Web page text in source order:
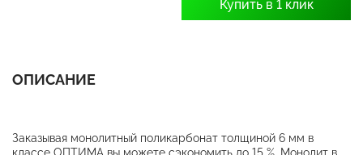
Купить в 1 клик
ОПИСАНИЕ
Заказывая монолитный поликарбонат толщиной 6 мм в
классе ОПТИМА вы можете сэкономить до 15 %. Монолит в